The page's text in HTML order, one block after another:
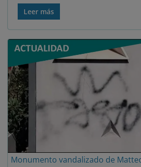
Leer más
Monumento vandalizado de